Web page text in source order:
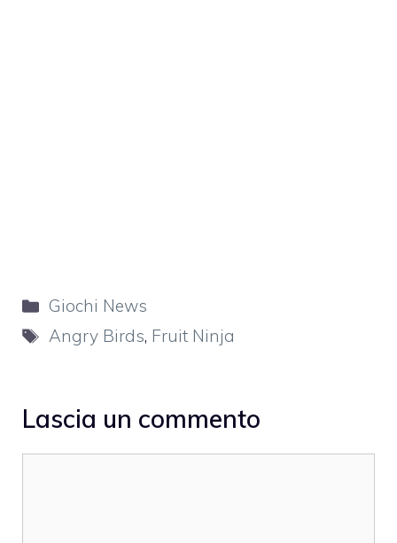
Categorie
Giochi News
Tag
Angry Birds, Fruit Ninja
Lascia un commento